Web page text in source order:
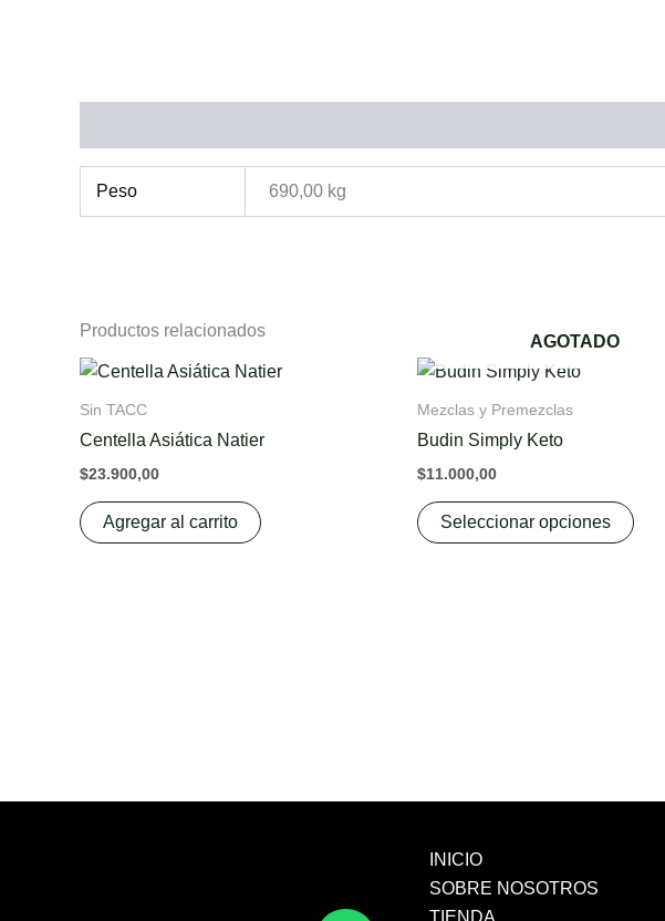
Peso 690,00 kg
Productos relacionados
Sin TACC
Centella Asiática Natier
$23.900,00
Agregar al carrito
AGOTADO
Mezclas y Premezclas
Budin Simply Keto
$11.000,00
Seleccionar opciones
The
INICIO
SOBRE NOSOTROS
TIENDA